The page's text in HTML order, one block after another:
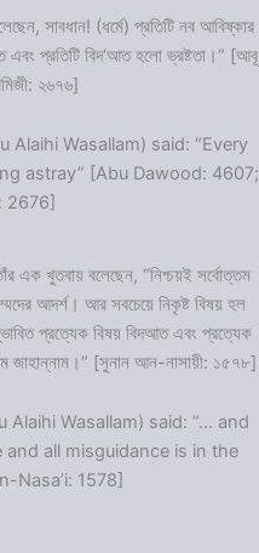
সাবধান! (ধর্মে) প্রতিটি নব আবিষ্কার
এবং প্রতিটি বিদ‘আত হলো ভ্রষ্টতা।” [আবূ
২৬৭৬]
Alaihi Wasallam) said: “Every
astray” [Abu Dawood: 4607;
2676]
এক খুতবায় বলেছেন, “নিশ্চয়ই সর্বোত্তম
আদর্শ। আর সবচেয়ে নিকৃষ্ট বিষয় হল
প্রত্যেক বিষয় বিদআত এবং প্রত্যেক
জাহান্নাম।” [সুনান আন-নাসায়ী: ১৫৭৮]
Alaihi Wasallam) said: “… and
all misguidance is in the
Nasa’i: 1578]